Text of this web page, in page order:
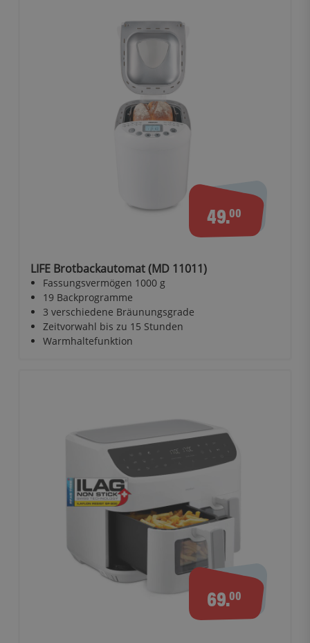
49.00
LIFE Brotbackautomat (MD 11011)
Fassungsvermögen 1000 g
19 Backprogramme
3 verschiedene Bräunungsgrade
Zeitvorwahl bis zu 15 Stunden
Warmhaltefunktion
69.00